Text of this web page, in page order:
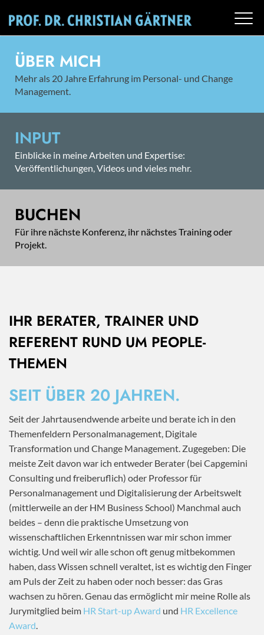
ÜBER MICH
Mehr als 20 Jahre Erfahrung im Personal- und Change
Management.
INPUT
Einblicke in meine Arbeiten und Expertise:
Veröffentlichungen, Videos und vieles mehr.
BUCHEN
Für ihre nächste Konferenz, ihr nächstes Training oder
Projekt.
IHR BERATER, TRAINER UND
REFERENT RUND UM PEOPLE-
THEMEN
SEIT ÜBER 20 JAHREN.
Seit der Jahrtausendwende arbeite und berate ich in den
Themenfeldern Personalmanagement, Digitale
Transformation und Change Management. Zugegeben: Die
meiste Zeit davon war ich entweder Berater (bei Capgemini
Consulting und freiberuflich) oder Professor für
Personalmanagement und Digitalisierung der Arbeitswelt
(mittlerweile an der HM Business School) Manchmal auch
beides – denn die praktische Umsetzung von
wissenschaftlichen Erkenntnissen war mir schon immer
wichtig. Und weil wir alle schon oft genug mitbekommen
haben, dass Wissen schnell veraltet, ist es wichtig den Finger
am Puls der Zeit zu haben oder noch besser: das Gras
wachsen zu hören. Genau das ermöglicht mir meine Rolle als
Jurymitglied beim HR Start-up Award und HR Excellence
Award.